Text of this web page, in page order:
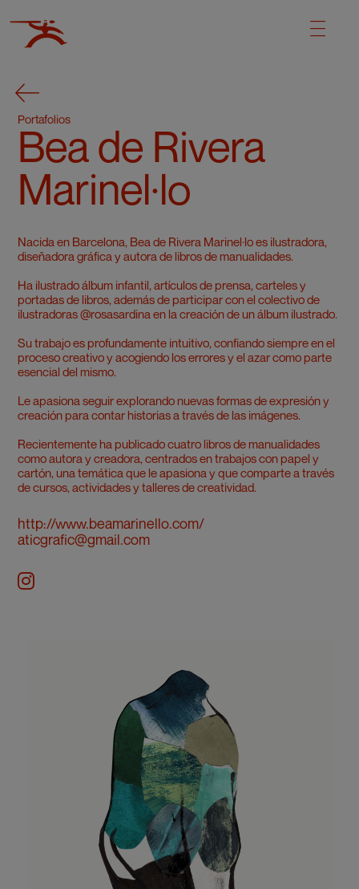
Portafolios
Bea de Rivera
Marinel·lo
Nacida en Barcelona, Bea de Rivera Marinel·lo es ilustradora,
diseñadora gráfica y autora de libros de manualidades.
Ha ilustrado álbum infantil, artículos de prensa, carteles y
portadas de libros, además de participar con el colectivo de
ilustradoras @rosasardina en la creación de un álbum ilustrado.
Su trabajo es profundamente intuitivo, confiando siempre en el
proceso creativo y acogiendo los errores y el azar como parte
esencial del mismo.
Le apasiona seguir explorando nuevas formas de expresión y
creación para contar historias a través de las imágenes.
Recientemente ha publicado cuatro libros de manualidades
como autora y creadora, centrados en trabajos con papel y
cartón, una temática que le apasiona y que comparte a través
de cursos, actividades y talleres de creatividad.
http://www.beamarinello.com/
aticgrafic@gmail.com